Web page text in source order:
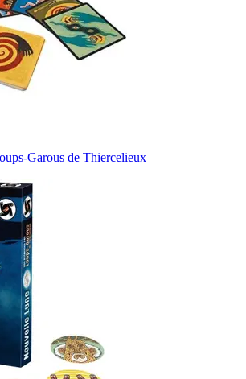
Garous de Thiercelieux